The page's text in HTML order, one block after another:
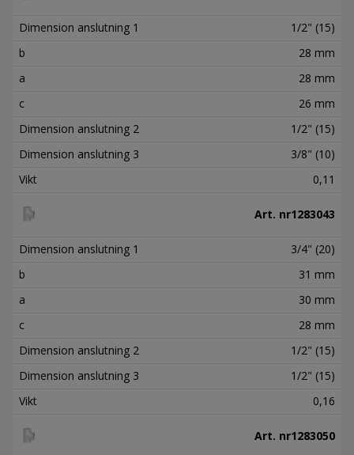
Dimension anslutning 1
1/2" (15)
b
28 mm
a
28 mm
c
26 mm
Dimension anslutning 2
1/2" (15)
Dimension anslutning 3
3/8" (10)
Vikt
0,11
Art. nr1283043
Dimension anslutning 1
3/4" (20)
b
31 mm
a
30 mm
c
28 mm
Dimension anslutning 2
1/2" (15)
Dimension anslutning 3
1/2" (15)
Vikt
0,16
Art. nr1283050